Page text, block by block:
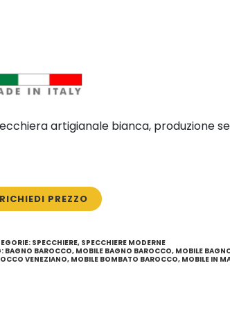
artigianale bianca, produzione
RICHIEDI PREZZO
SPECCHIERE, SPECCHIERE MODERNE
BAGNO BAROCCO, MOBILE BAGNO BAROCCO, MOBILE
VENEZIANO, MOBILE BOMBATO BAROCCO, MOBILE IN